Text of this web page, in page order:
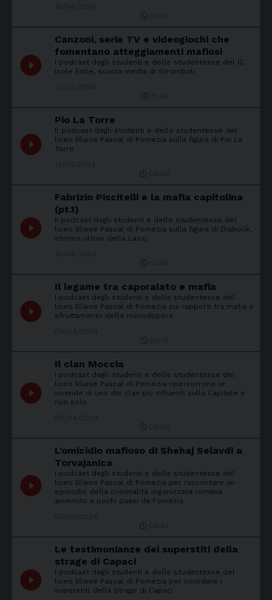
play_circle_filled
Canzoni, serie TV e videogiochi che
fomentano atteggiamenti mafiosi
I podcast degli studenti e delle studentesse del IC
Isole Eolie, scuola media di Stromboli
play_circle_filled
Pio La Torre
Il podcast degli studenti e delle studentesse del
liceo Blaise Pascal di Pomezia sulla figura di Pio La
Torre
play_circle_filled
Fabrizio Piscitelli e la mafia capitolina
(pt.1)
II podcast degli studenti e delle studentesse del
liceo Blaise Pascal di Pomezia sulla figura di Diabolik,
storico ultras della Lazio
play_circle_filled
Il legame tra caporalato e mafia
I podcast degli studenti e delle studentesse del
liceo Blaise Pascal di Pomezia sui rapporti tra mafia e
sfruttamento della manodopera
play_circle_filled
Il clan Moccia
I podcast degli studenti e delle studentesse del
liceo Blaise Pascal di Pomezia ripercorrono le
vicende di uno dei clan più influenti sulla Capitale e
non solo
play_circle_filled
L'omicidio mafioso di Shehaj Selavdi a
Torvajanica
I podcast degli studenti e delle studentesse del
liceo Blaise Pascal di Pomezia per raccontare un
episodio della criminalità organizzata romana
avvenuto a pochi passi da Pomezia
play_circle_filled
Le testimonianze dei superstiti della
strage di Capaci
I podcast degli studenti e delle studentesse del
liceo Blaise Pascal di Pomezia per ricordare i
superstiti della Strage di Capaci